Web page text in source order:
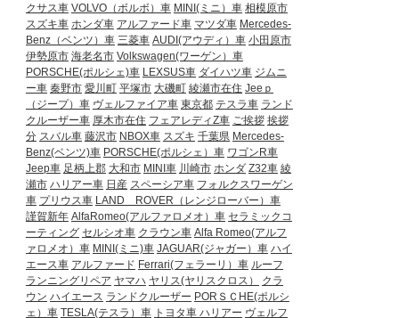
クサス車 VOLVO（ボルボ）車 MINI(ミニ）車 相模原市
スズキ車 ホンダ車 アルファード車 マツダ車 Mercedes-
Benz（ベンツ）車 三菱車 AUDI(アウディ）車 小田原市
伊勢原市 海老名市 Volkswagen(ワーゲン）車
PORSCHE(ポルシェ)車 LEXSUS車 ダイハツ車 ジムニ
ー車 秦野市 愛川町 平塚市 大磯町 綾瀬市在住 Jeeｐ
（ジープ）車 ヴェルファイア車 東京都 テスラ車 ランド
クルーザー車 厚木市在住 フェアレディZ車 ご挨拶 挨拶
分 スバル車 藤沢市 NBOX車 スズキ 千葉県 Mercedes-
Benz(ベンツ)車 PORSCHE(ポルシェ）車 ワゴンR車
Jeep車 足柄上郡 大和市 MINI車 川崎市 ホンダ Z32車 綾
瀬市 ハリアー車 日産 スペーシア車 フォルクスワーゲン
車 プリウス車 LAND ROVER（レンジローバー）車
謹賀新年 AlfaRomeo(アルファロメオ）車 セラミックコ
ーティング セルシオ車 クラウン車 Alfa Romeo(アルフ
ァロメオ）車 MINI(ミニ)車 JAGUAR(ジャガー）車 ハイ
エース車 アルファード Ferrari(フェラーリ）車 ルーフ
ランニングリペア ヤマハ ヤリス(ヤリスクロス）
クラ
ウン ハイエース ランドクルーザー PORＳＣHE(ポルシ
ェ）車 TESLA(テスラ）車 トヨタ車 ハリアー ヴェルフ